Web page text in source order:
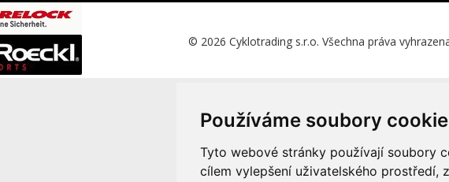
Používáme soubory
Tyto webové stránky používají soubory
cílem vylepšení uživatelského prostředí,
© 2026 Cyklotrading s.r.o. Všechna práva